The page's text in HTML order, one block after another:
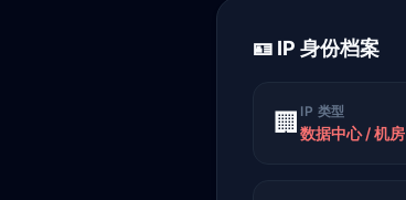
🪪 IP 身份档案
🏢 IP 类型
数据中心 / 机房